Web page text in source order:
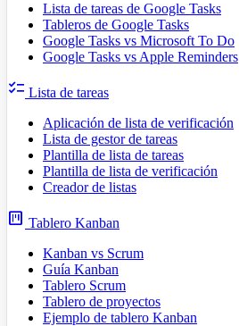
Lista de tareas de Google Tasks
Tableros de Google Tasks
Google Tasks vs Microsoft To Do
Google Tasks vs Apple Reminders
checklist Lista de tareas
Aplicación de lista de verificación
Lista de gestor de tareas
Plantilla de lista de tareas
Plantilla de lista de verificación
Creador de listas
view_kanban Tablero Kanban
Kanban vs Scrum
Guía Kanban
Tablero Scrum
Tablero de proyectos
Ejemplo de tablero Kanban